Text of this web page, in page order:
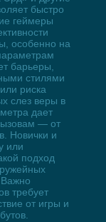
быстро
геймеры
особенно на
барьеры,
стилями
риска
слез веры в
дает
— от
Новички и
или
подход
требует
от игры и